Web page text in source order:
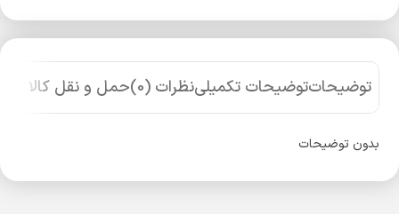
توضیحاتتوضیحات تکمیلینظرات (0) حمل و نقل کالا
بدون توضیحات